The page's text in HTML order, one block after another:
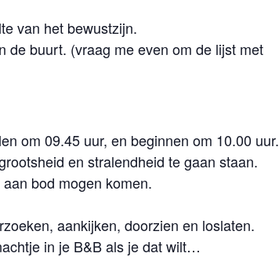
van het bewustzijn.
de buurt. (vraag me even om de lijst met
om 09.45 uur, en beginnen om 10.00 uur.
en stralendheid te gaan staan.
bod mogen komen.
aankijken, doorzien en loslaten.
in je B&B als je dat wilt…